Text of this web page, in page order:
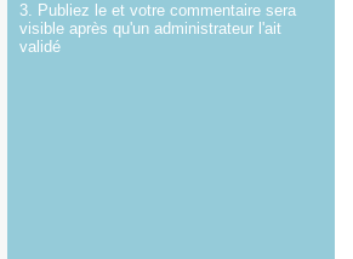
3. Publiez le et votre commentaire sera
visible après qu'un administrateur l'ait
validé